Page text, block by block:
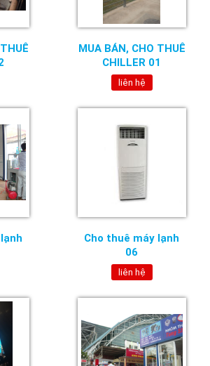
MUA BÁN, CHO THUÊ
CHILLER 01
liên hệ
Cho thuê máy lạnh
06
liên hệ